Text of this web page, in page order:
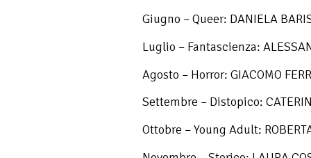
Giugno – Queer: DANIELA
Luglio – Fantascienza:
Agosto – Horror: GIACOMO
Settembre – Distopico:
Ottobre – Young Adult: